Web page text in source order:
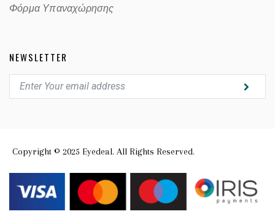
Φόρμα Υπαναχώρησης
NEWSLETTER
Copyright © 2025 Eyedeal. All Rights Reserved.